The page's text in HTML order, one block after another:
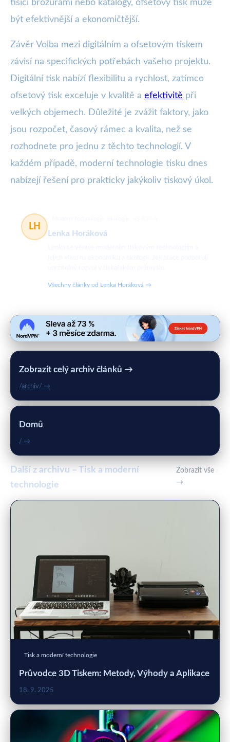
tisíci brožurami nebo katalogy, ofsetový tisk může
být efektivnější a ekonomičtější.
Závěr Volba mezi digitálním a ofsetovým tiskem
závisí na specifických potřebách vašeho projektu.
Digitální tisk nabízí flexibilitu a rychlost, zatímco
ofsetový tisk exceluje v kvalitě a efektivitě při
velkých objemech. Důležité je zvážit faktory, jako
jsou rozpočet, časový rámec a kvalita, než se
rozhodnete pro jednu z těchto technologií. V
každém případě, moderní technologie tisku dnes
nabízejí řešení pro prakticky jakýkoliv tiskový úkol.
LH
Lenka Horáková
Všechny články od Lenka Horáková →
Zobrazit celý archiv článků →
/archiv/ →
Domů
/ →
Další z archivu – Tisk a moderní
technologie
Zobrazit vše
→
Tisk a moderní technologie
Průvodce 3D Tiskem: Metody, Výhody a Aplikace
18. 9. 2025